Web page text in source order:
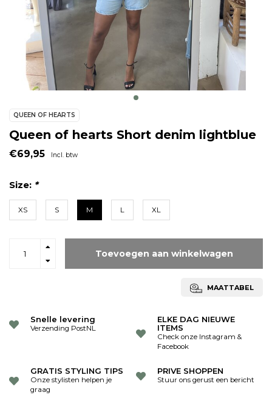
QUEEN OF HEARTS
Queen of hearts Short denim lightblue
€69,95 Incl. btw
Size: *
XS S M L XL
Toevoegen aan winkelwagen
MAATTABEL
Snelle levering
Verzending PostNL
ELKE DAG NIEUWE
ITEMS
Check onze Instagram &
Facebook
GRATIS STYLING TIPS
Onze stylisten helpen je
graag
PRIVE SHOPPEN
Stuur ons gerust een bericht